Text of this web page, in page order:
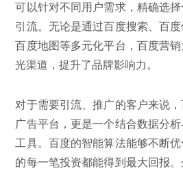
可以针对不同用户需求，精确选
引流。无论是通过百度搜索、百
百度地图等多元化平台，百度营
光渠道，提升了品牌影响力。
对于需要引流、推广的客户来说
广告平台，更是一个结合数据分
工具。百度的智能算法能够不断
的每一笔投资都能得到最大回报